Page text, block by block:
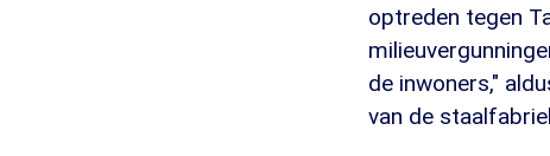
optreden tegen
de inwoners,"
van de